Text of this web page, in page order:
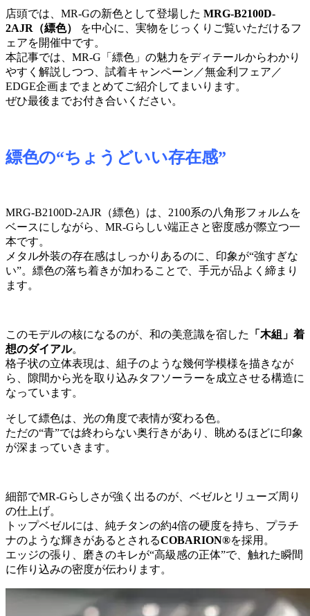
店頭では、MR-Gの新色として登場した MRG-B2100D-
2AJR（縹色）
を中心に、実物をじっくりご覧いただけるフ
ェアを開催中です。
本記事では、MR-G「縹色」の魅力をディテールからわかり
やすく解説しつつ、試着キャンペーン／無金利フェア／
EDGE企画までまとめてご紹介してまいります。
ぜひ最後までお付き合いください。
縹色の“ちょうどいい存在感”
MRG-B2100D-2AJR（縹色）は、2100系の八角形フォルムを
ベースにしながら、MR-Gらしい端正さと密度感が際立つ一
本です。
メタル外装の存在感はしっかりあるのに、印象が“強すぎな
い”。縹色の落ち着きが加わることで、手元が品よく締まり
ます。
このモデルの核になるのが、和の美意識を宿した
「木組」着
想のダイアル。
格子状の立体表現は、組子のような幾何学模様を描きなが
ら、隙間から光を取り込みタフソーラーを成立させる構造に
なっています。
そして縹色は、光の角度で表情が変わる色。
ただの“青”では終わらない奥行きがあり、眺めるほどに印象
が深まっていきます。
細部でMR-Gらしさが強く出るのが、ベゼルとリューズ周り
の仕上げ。
トップベゼルには、純チタンの約4倍の硬度を持ち、プラチ
ナのような輝きがあるとされるCOBARION®を採用。
エッジの張り、磨きのキレが“高級感の正体”で、触れた瞬間
に作り込みの密度が伝わります。